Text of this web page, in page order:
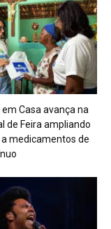
em Casa avança na
de Feira ampliando
medicamentos de